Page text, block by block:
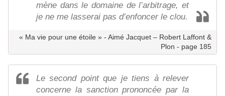
mène dans le domaine de l’arbitrage, et
je ne me lasserai pas d’enfoncer le clou.
« Ma vie pour une étoile » - Aimé Jacquet – Robert Laffont &
Plon - page 185
Le second point que je tiens à relever
concerne la sanction prononcée par la